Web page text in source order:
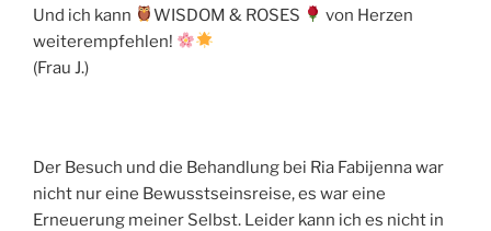
Und ich kann
WISDOM & ROSES
von Herzen
weiterempfehlen!
(Frau J.)
Der Besuch und die Behandlung bei Ria Fabijenna war
nicht nur eine Bewusstseinsreise, es war eine
Erneuerung meiner Selbst. Leider kann ich es nicht in